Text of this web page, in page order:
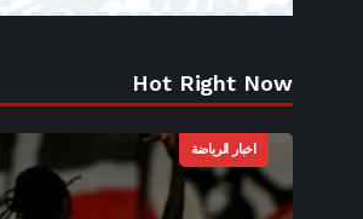
Hot Right Now
اخبار الرياضة